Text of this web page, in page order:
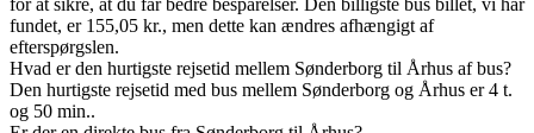
fundet, er 155,05 kr., men dette kan ændres afhængigt af
efterspørgslen.
Hvad er den hurtigste rejsetid mellem Sønderborg til Århus af bus?
Den hurtigste rejsetid med bus mellem Sønderborg og Århus er 4 t.
og 50 min..